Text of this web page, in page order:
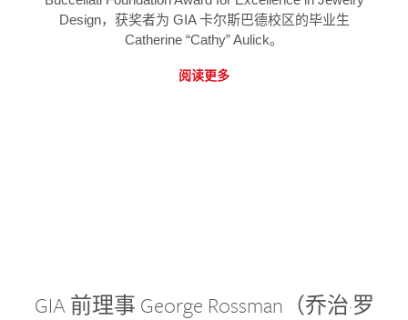
Design，获奖者为 GIA 卡尔斯巴德校区的毕业生
Catherine “Cathy” Aulick。
阅读更多
GIA 前理事 George Rossman（乔治·罗